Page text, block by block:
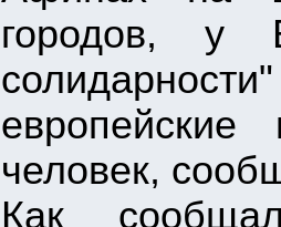
городов, у
человек,
Как